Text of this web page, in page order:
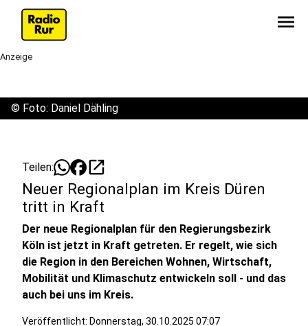
menu
Anzeige
© Foto: Daniel Dähling
Teilen: open_in_new
Neuer Regionalplan im Kreis Düren
tritt in Kraft
Der neue Regionalplan für den Regierungsbezirk
Köln ist jetzt in Kraft getreten. Er regelt, wie sich
die Region in den Bereichen Wohnen, Wirtschaft,
Mobilität und Klimaschutz entwickeln soll - und das
auch bei uns im Kreis.
Veröffentlicht: Donnerstag, 30.10.2025 07:07